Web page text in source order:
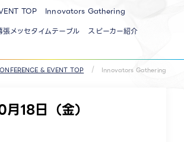
績
TOP
Innovators Gathering
張メッセタイムテーブル
スピーカー紹介
& EVENT TOP Innovators Gathering
18日（金）